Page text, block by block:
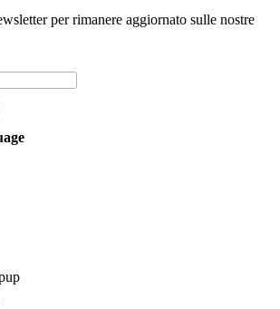
per rimanere aggiornato sulle nostre